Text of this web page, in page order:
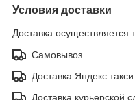
Условия доставки
Доставка осуществляется
Самовывоз
Доставка Яндекс
Доставка курьерской